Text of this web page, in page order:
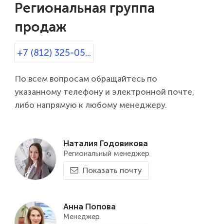
Региональная группа
продаж
+7 (812) 325-05...
По всем вопросам обращайтесь по
указанному телефону и электронной почте,
либо напрямую к любому менеджеру.
Наталия Годовикова
Региональный менеджер
Показать почту
Анна Попова
Менеджер